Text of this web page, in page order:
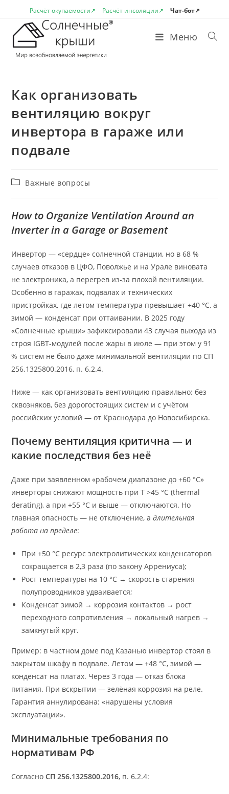
содержимому
Расчёт окупаемости↗ Расчёт инсоляции↗ Чат-бот↗
Меню
Как организовать
вентиляцию вокруг
инвертора в гараже или
подвале
РубрикаВажные вопросы
How to Organize Ventilation Around an
Inverter in a Garage or Basement
Инвертор — «сердце» солнечной станции, но в 68 %
случаев отказов в ЦФО, Поволжье и на Урале виновата
не электроника, а перегрев из-за плохой вентиляции.
Особенно в гаражах, подвалах и технических
пристройках, где летом температура превышает +40 °C, а
зимой — конденсат при оттаивании. В 2025 году
«Солнечные крыши» зафиксировали 43 случая выхода из
строя IGBT-модулей после жары в июле — при этом у 91
% систем не было даже минимальной вентиляции по СП
256.1325800.2016, п. 6.2.4.
Ниже — как организовать вентиляцию правильно: без
сквозняков, без дорогостоящих систем и с учётом
российских условий — от Краснодара до Новосибирска.
Почему вентиляция критична — и
какие последствия без неё
Даже при заявленном «рабочем диапазоне до +60 °C»
инверторы снижают мощность при T >45 °C (thermal
derating), а при +55 °C и выше — отключаются. Но
главная опасность — не отключение, адлительная
работа на пределе:
При +50 °C ресурс электролитических конденсаторов
сокращается в 2,3 раза (по закону Аррениуса);
Рост температуры на 10 °C → скорость старения
полупроводников удваивается;
Конденсат зимой → коррозия контактов → рост
переходного сопротивления → локальный нагрев →
замкнутый круг.
Пример: в частном доме под Казанью инвертор стоял в
закрытом шкафу в подвале. Летом — +48 °C, зимой —
конденсат на платах. Через 3 года — отказ блока
питания. При вскрытии — зелёная коррозия на реле.
Гарантия аннулирована: «нарушены условия
эксплуатации».
Минимальные требования по
нормативам РФ
СогласноСП 256.1325800.2016, п. 6.2.4: